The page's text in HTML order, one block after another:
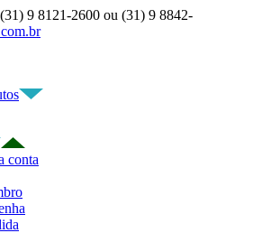
9 8121-2600 ou (31) 9 8842-
conta